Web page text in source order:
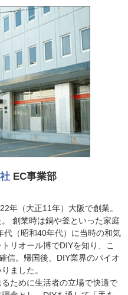
EC事業部
年（大正11年）大阪で創業。
創業時は鍋や釜といった家庭
代（昭和40年代）に当時の和気
リオール博でDIYを知り、こ
信。帰国後、DIY業界のパイオ
ました。
ために生活者の立場で快適で